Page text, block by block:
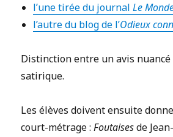
l’une tirée du journalLe
l’autre du blog de l’Odieux
Distinction entre un avis
satirique.
Les élèves doivent ensuite
court-métrage :Foutaisesde